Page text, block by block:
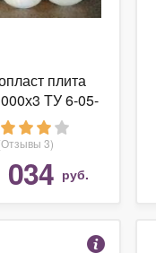
плита
ТУ 6-05-
810-88
3)
034 руб.